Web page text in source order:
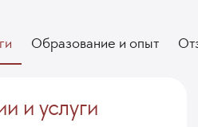
Образование и опыт
и услуги